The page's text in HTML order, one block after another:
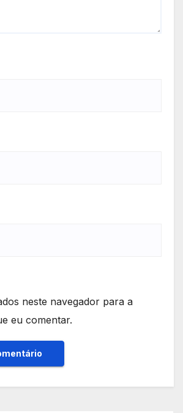
neste navegador para a
eu comentar.